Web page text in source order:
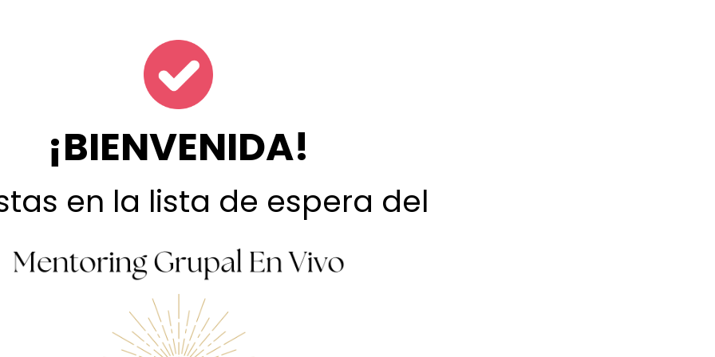
¡BIENVENIDA!
en la lista de espera del